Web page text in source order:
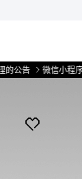
微信小程序上线售